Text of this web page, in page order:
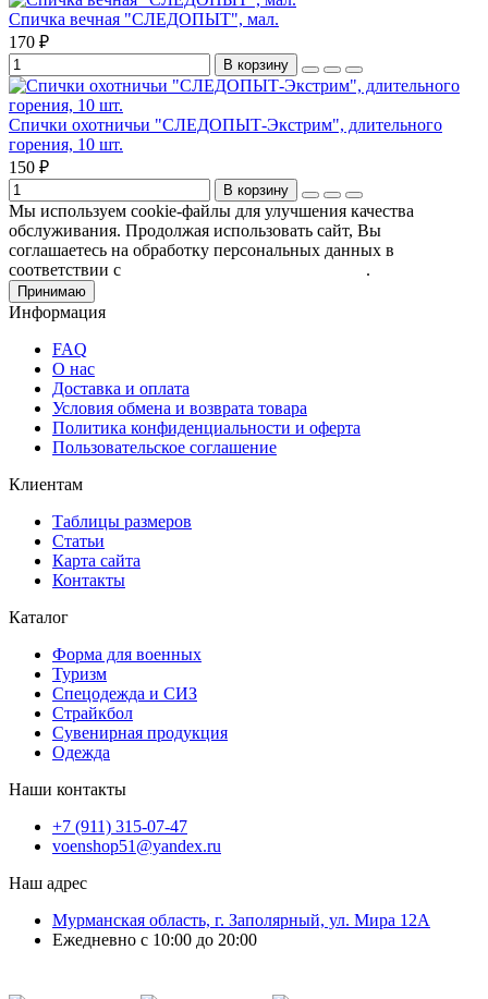
Спичка вечная "СЛЕДОПЫТ", мал.
170 ₽
В корзину
Спички охотничьи "СЛЕДОПЫТ-Экстрим", длительного
горения, 10 шт.
150 ₽
В корзину
Мы используем cookie-файлы для улучшения качества
обслуживания. Продолжая использовать сайт, Вы
соглашаетесь на обработку персональных данных в
соответствии с
.
Принимаю
Информация
FAQ
О нас
Доставка и оплата
Условия обмена и возврата товара
Политика конфиденциальности и оферта
Пользовательское соглашение
Клиентам
Таблицы размеров
Статьи
Карта сайта
Контакты
Каталог
Форма для военных
Туризм
Спецодежда и СИЗ
Страйкбол
Сувенирная продукция
Одежда
Наши контакты
+7 (911) 315-07-47
voenshop51@yandex.ru
Наш адрес
Мурманская область, г. Заполярный, ул. Мира 12А
Ежедневно с 10:00 до 20:00